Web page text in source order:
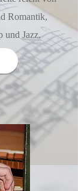
Romantik,
und Jazz.